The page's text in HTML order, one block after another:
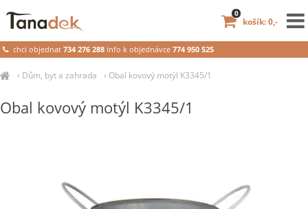
› Dům, byt a zahrada › Obal kovový motýl K3345/1
Obal kovový motýl K3345/1
chci objednat734 276 288 info k objednávce 774 950 525
košík: 0,-
0